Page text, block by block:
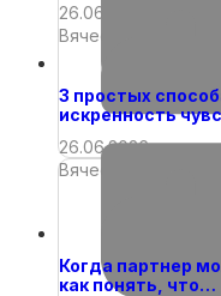
26.06.2026
Вячеслав
26.06.2026
Вячеслав
3 простых
искренность
Когда партнер
как понять, что…